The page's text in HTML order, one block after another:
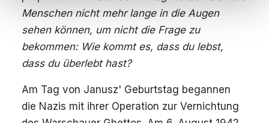
Menschen nicht mehr lange in die Augen
sehen können, um nicht die Frage zu
bekommen: Wie kommt es, dass du lebst,
dass du überlebt hast?
Am Tag von Janusz' Geburtstag begannen
die Nazis mit ihrer Operation zur Vernichtung